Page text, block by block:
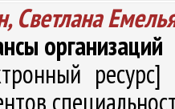
Светлана
организаций